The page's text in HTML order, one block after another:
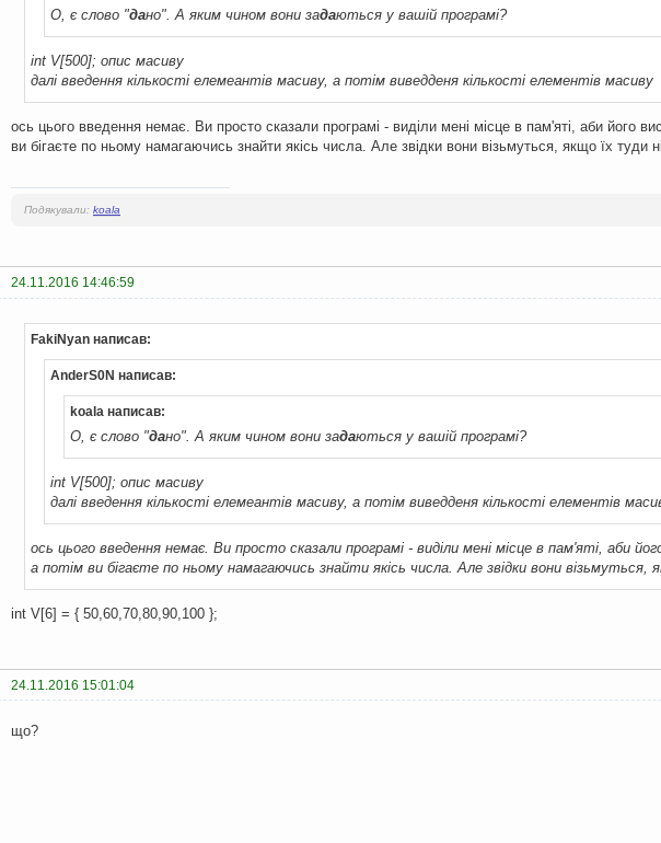
О, є слово "дано". А яким чином вони задаються у вашій програмі?
int V[500]; опис масиву
далі введення кількості елемеантів масиву, а потім виведденя кількості елементів масиву
ось цього введення немає. Ви просто сказали програмі - виділи мені місце в пам'яті, аби його
ви бігаєте по ньому намагаючись знайти якісь числа. Але звідки вони візьмуться, якщо їх туди
Подякували: koala
24.11.2016 14:46:59
FakiNyan написав:
AnderS0N написав:
koala написав:
О, є слово "дано". А яким чином вони задаються у вашій програмі?
int V[500]; опис масиву
далі введення кількості елемеантів масиву, а потім виведденя кількості елементів
ось цього введення немає. Ви просто сказали програмі - виділи мені місце в пам'яті, аби
а потім ви бігаєте по ньому намагаючись знайти якісь числа. Але звідки вони візьмуться,
int V[6] = { 50,60,70,80,90,100 };
24.11.2016 15:01:04
що?